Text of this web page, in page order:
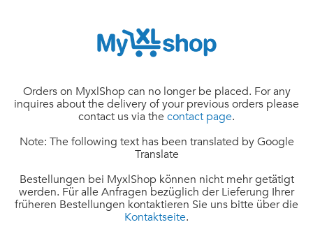
Orders on MyxlShop can no longer be placed. For any
inquires about the delivery of your previous orders please
contact us via the contact page.
Note: The following text has been translated by Google
Translate
Bestellungen bei MyxlShop können nicht mehr getätigt
werden. Für alle Anfragen bezüglich der Lieferung Ihrer
früheren Bestellungen kontaktieren Sie uns bitte über die
Kontaktseite.